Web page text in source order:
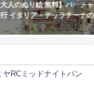
ぬり絵 無料】バーチャル
リア・テッラチーナの街
RCミッドナイトパン